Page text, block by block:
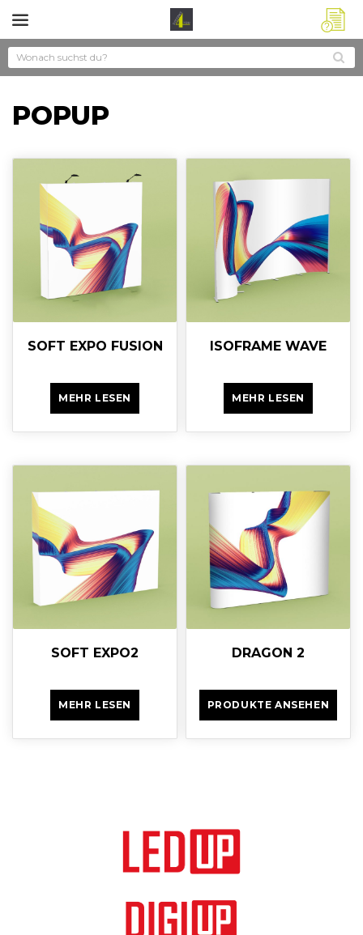
?
POPUP
SOFT EXPO FUSION
MEHR LESEN
ISOFRAME WAVE
MEHR LESEN
SOFT EXPO2
MEHR LESEN
DRAGON 2
PRODUKTE ANSEHEN